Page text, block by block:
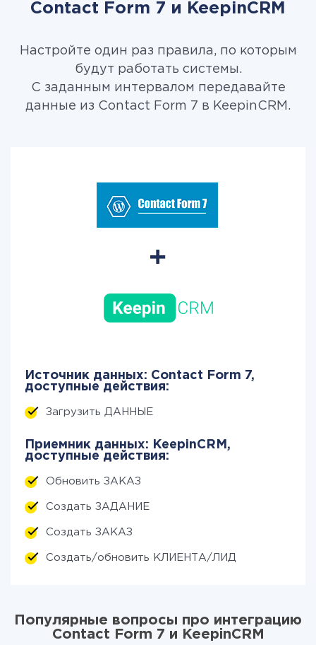
Contact Form 7 и KeepinCRM
Настройте один раз правила, по которым
будут работать системы.
С заданным интервалом передавайте
данные из Contact Form 7 в KeepinCRM.
Источник данных: Contact Form 7,
доступные действия:
Загрузить ДАННЫЕ
Приемник данных: KeepinCRM,
доступные действия:
Обновить ЗАКАЗ
Создать ЗАДАНИЕ
Создать ЗАКАЗ
Создать/обновить КЛИЕНТА/ЛИД
Популярные вопросы про интеграцию
Contact Form 7 и KeepinCRM